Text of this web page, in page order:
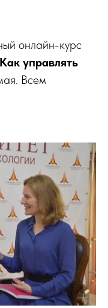
онлайн-курс
управлять
Всем